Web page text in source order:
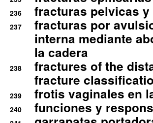
236 fracturas pelvicas
237
fracturas por
interna mediante
la cadera
238
fractures of the
fracture
239 frotis vaginales en
240 funciones y